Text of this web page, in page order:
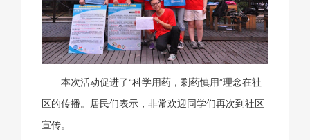
本次活动促进了“科学用药，剩药慎用”理念在社
区的传播。居民们表示，非常欢迎同学们再次到社区
宣传。